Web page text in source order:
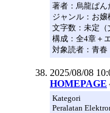
著者：烏龍ぱん
ジャンル：お
文字数：未定（
構成：全4章＋
対象読者：青春
2025/08/08
HOMEPAGE
Kategori
Peralatan